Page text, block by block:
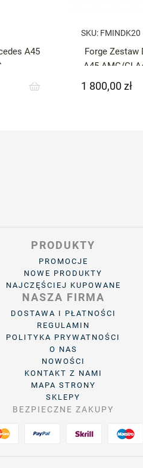
A45
SKU: FMINDK20
Forge Zestaw
A45 AMG/
Cena
1 800,00 zł
PRODUKTY
PROMOCJE
NOWE PRODUKTY
NAJCZĘŚCIEJ KUPOWANE
NASZA FIRMA
DOSTAWA I PŁATNOŚCI
REGULAMIN
POLITYKA PRYWATNOŚCI
O NAS
NOWOŚCI
KONTAKT Z NAMI
MAPA STRONY
SKLEPY
BEZPIECZNE ZAKUPY